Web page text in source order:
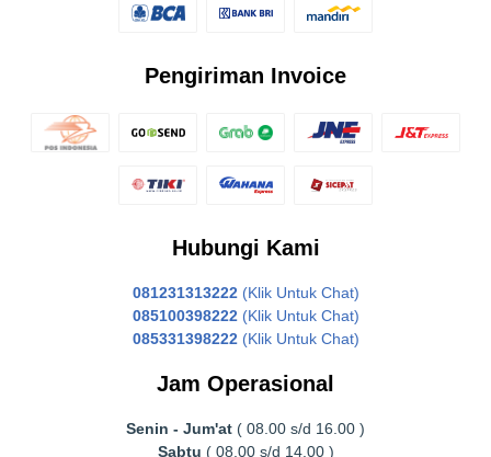
Pengiriman Invoice
Hubungi Kami
081231313222 (Klik Untuk Chat)
085100398222 (Klik Untuk Chat)
085331398222 (Klik Untuk Chat)
Jam Operasional
Senin - Jum'at ( 08.00 s/d 16.00 )
Sabtu ( 08.00 s/d 14.00 )